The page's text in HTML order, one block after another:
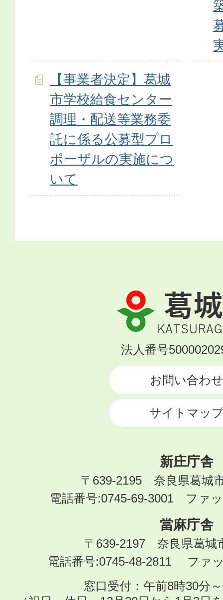
【事業者決定】葛城
市学校給食センター
調理・配送等業務委
託に係る公募型プロ
ポーザルの実施につ
いて
葛
城
市
KATSURAGI
法人番号
お問い合わせ
サイトマッ
新庄庁舎
〒639-2195 奈良県葛城
電話番号:0745-69-3001 ファ
當麻庁舎
〒639-2197 奈良県葛城
電話番号:0745-48-2811 ファ
窓口受付：午前8時30分